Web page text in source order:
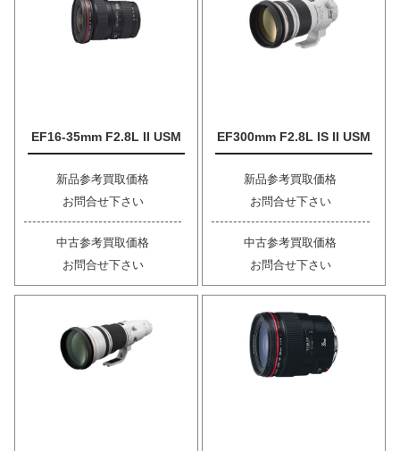
EF16-35mm F2.8L II USM
新品参考買取価格
お問合せ下さい
中古参考買取価格
お問合せ下さい
EF300mm F2.8L IS II USM
新品参考買取価格
お問合せ下さい
中古参考買取価格
お問合せ下さい